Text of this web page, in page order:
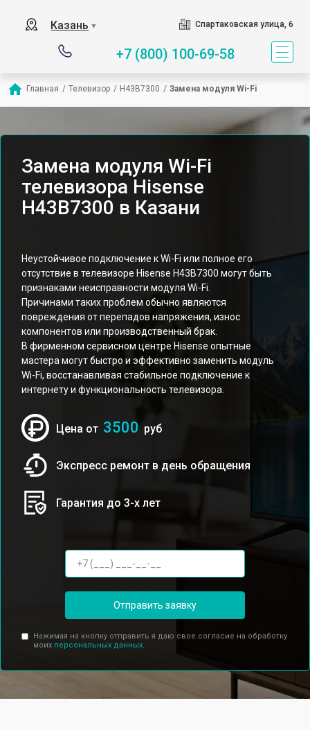
Казань ▼ Спартаковская улица, 6
+7 (800) 100-69-58
Главная / Телевизор / H43B7300 / Замена модуля Wi-Fi
Замена модуля Wi-Fi
телевизора Hisense
H43B7300 в Казани
Неустойчивое подключение к Wi-Fi или полное его
отсутствие в телевизоре Hisense H43B7300 могут быть
признаками неисправности модуля Wi-Fi.
Причинами таких проблем обычно являются
повреждения от перепадов напряжения, износ
компонентов или производственный брак.
В фирменном сервисном центре Hisense опытные
мастера могут быстро и эффективно заменить модуль
Wi-Fi, восстанавливая стабильное подключение к
интернету и функциональность телевизора.
Цена от 3500 руб
Экспресс ремонт в день обращения
Гарантия до 3-х лет
Отправить заявку
Нажимая на кнопку отправить я даю свое согласие на обработку
моих персональных данных.